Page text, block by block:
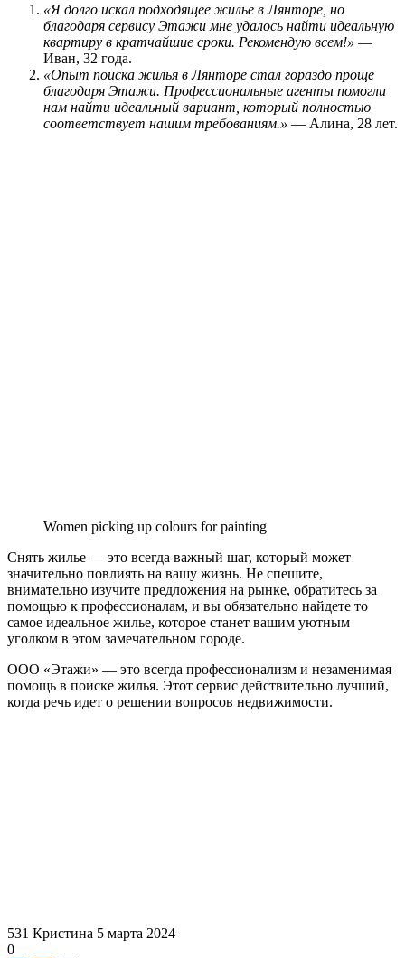
«Я долго искал подходящее жилье в Лянторе, но
благодаря сервису Этажи мне удалось найти идеальную
квартиру в кратчайшие сроки. Рекомендую всем!» —
Иван, 32 года.
«Опыт поиска жилья в Лянторе стал гораздо проще
благодаря Этажи. Профессиональные агенты помогли
нам найти идеальный вариант, который полностью
соответствует нашим требованиям.» — Алина, 28 лет.
Women picking up colours for painting
Снять жилье — это всегда важный шаг, который может
значительно повлиять на вашу жизнь. Не спешите,
внимательно изучите предложения на рынке, обратитесь за
помощью к профессионалам, и вы обязательно найдете то
самое идеальное жилье, которое станет вашим уютным
уголком в этом замечательном городе.
ООО «Этажи» — это всегда профессионализм и незаменимая
помощь в поиске жилья. Этот сервис действительно лучший,
когда речь идет о решении вопросов недвижимости.
531 Кристина 5 марта 2024
0